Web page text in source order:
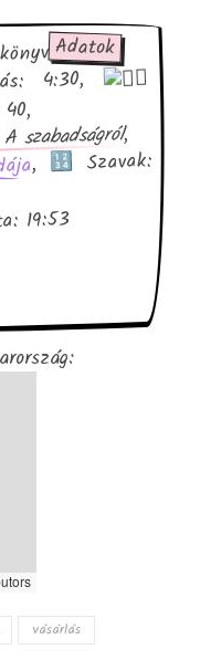
Adatok
tarot
4:30,
szabadságról,
, Szavak:
19:53
vásárlás